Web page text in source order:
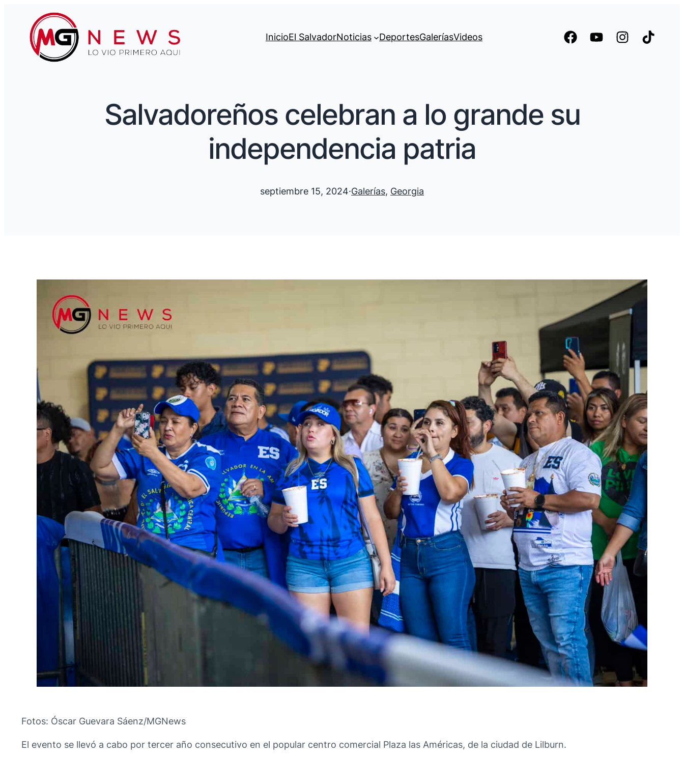
InicioEl SalvadorNoticias DeportesGaleríasVideos
Salvadoreños celebran a lo grande su
independencia patria
septiembre 15, 2024·Galerías, Georgia
Fotos: Óscar Guevara Sáenz/MGNews
El evento se llevó a cabo por tercer año consecutivo en el popular centro comercial Plaza las Américas, de la ciudad de Lilburn.